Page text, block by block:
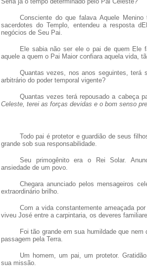
Consciente do que falava Aquele
sacerdotes do Templo, entendeu a resposta
negócios de Seu Pai.
Ele sabia não ser ele o pai de quem Ele
aquele a quem o Pai Maior confiara aquela vida,
Quantas vezes, nos anos seguintes, terá
arbitrário do poder temporal vigente?
Quantas vezes terá repousado a cabeça
Celeste, terei as forças devidas e o bom senso
Todo pai é protetor e guardião de seus
grande sob sua responsabilidade.
Seu primogênito era o Rei Solar.
ansiedade de um povo.
Chegara anunciado pelos mensageiros
extraordinário brilho.
Com a vida constantemente ameaçada
viveu José entre a carpintaria, os deveres
Foi tão grande em sua humildade que
passagem pela Terra.
Um homem, um pai, um protetor.
sua missão.